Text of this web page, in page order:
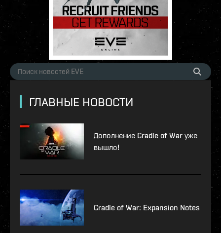
ГЛАВНЫЕ НОВОСТИ
Дополнение Cradle of War уже
вышло!
Cradle of War: Expansion Notes